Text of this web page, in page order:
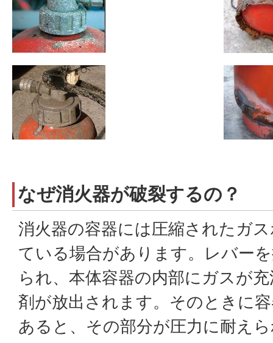
なぜ消火器が破裂するの？
消火器の容器には圧縮されたガ
ている場合があります。レバー
られ、本体容器の内部にガスが
剤が放出されます。そのときに
あると、その部分が圧力に耐え